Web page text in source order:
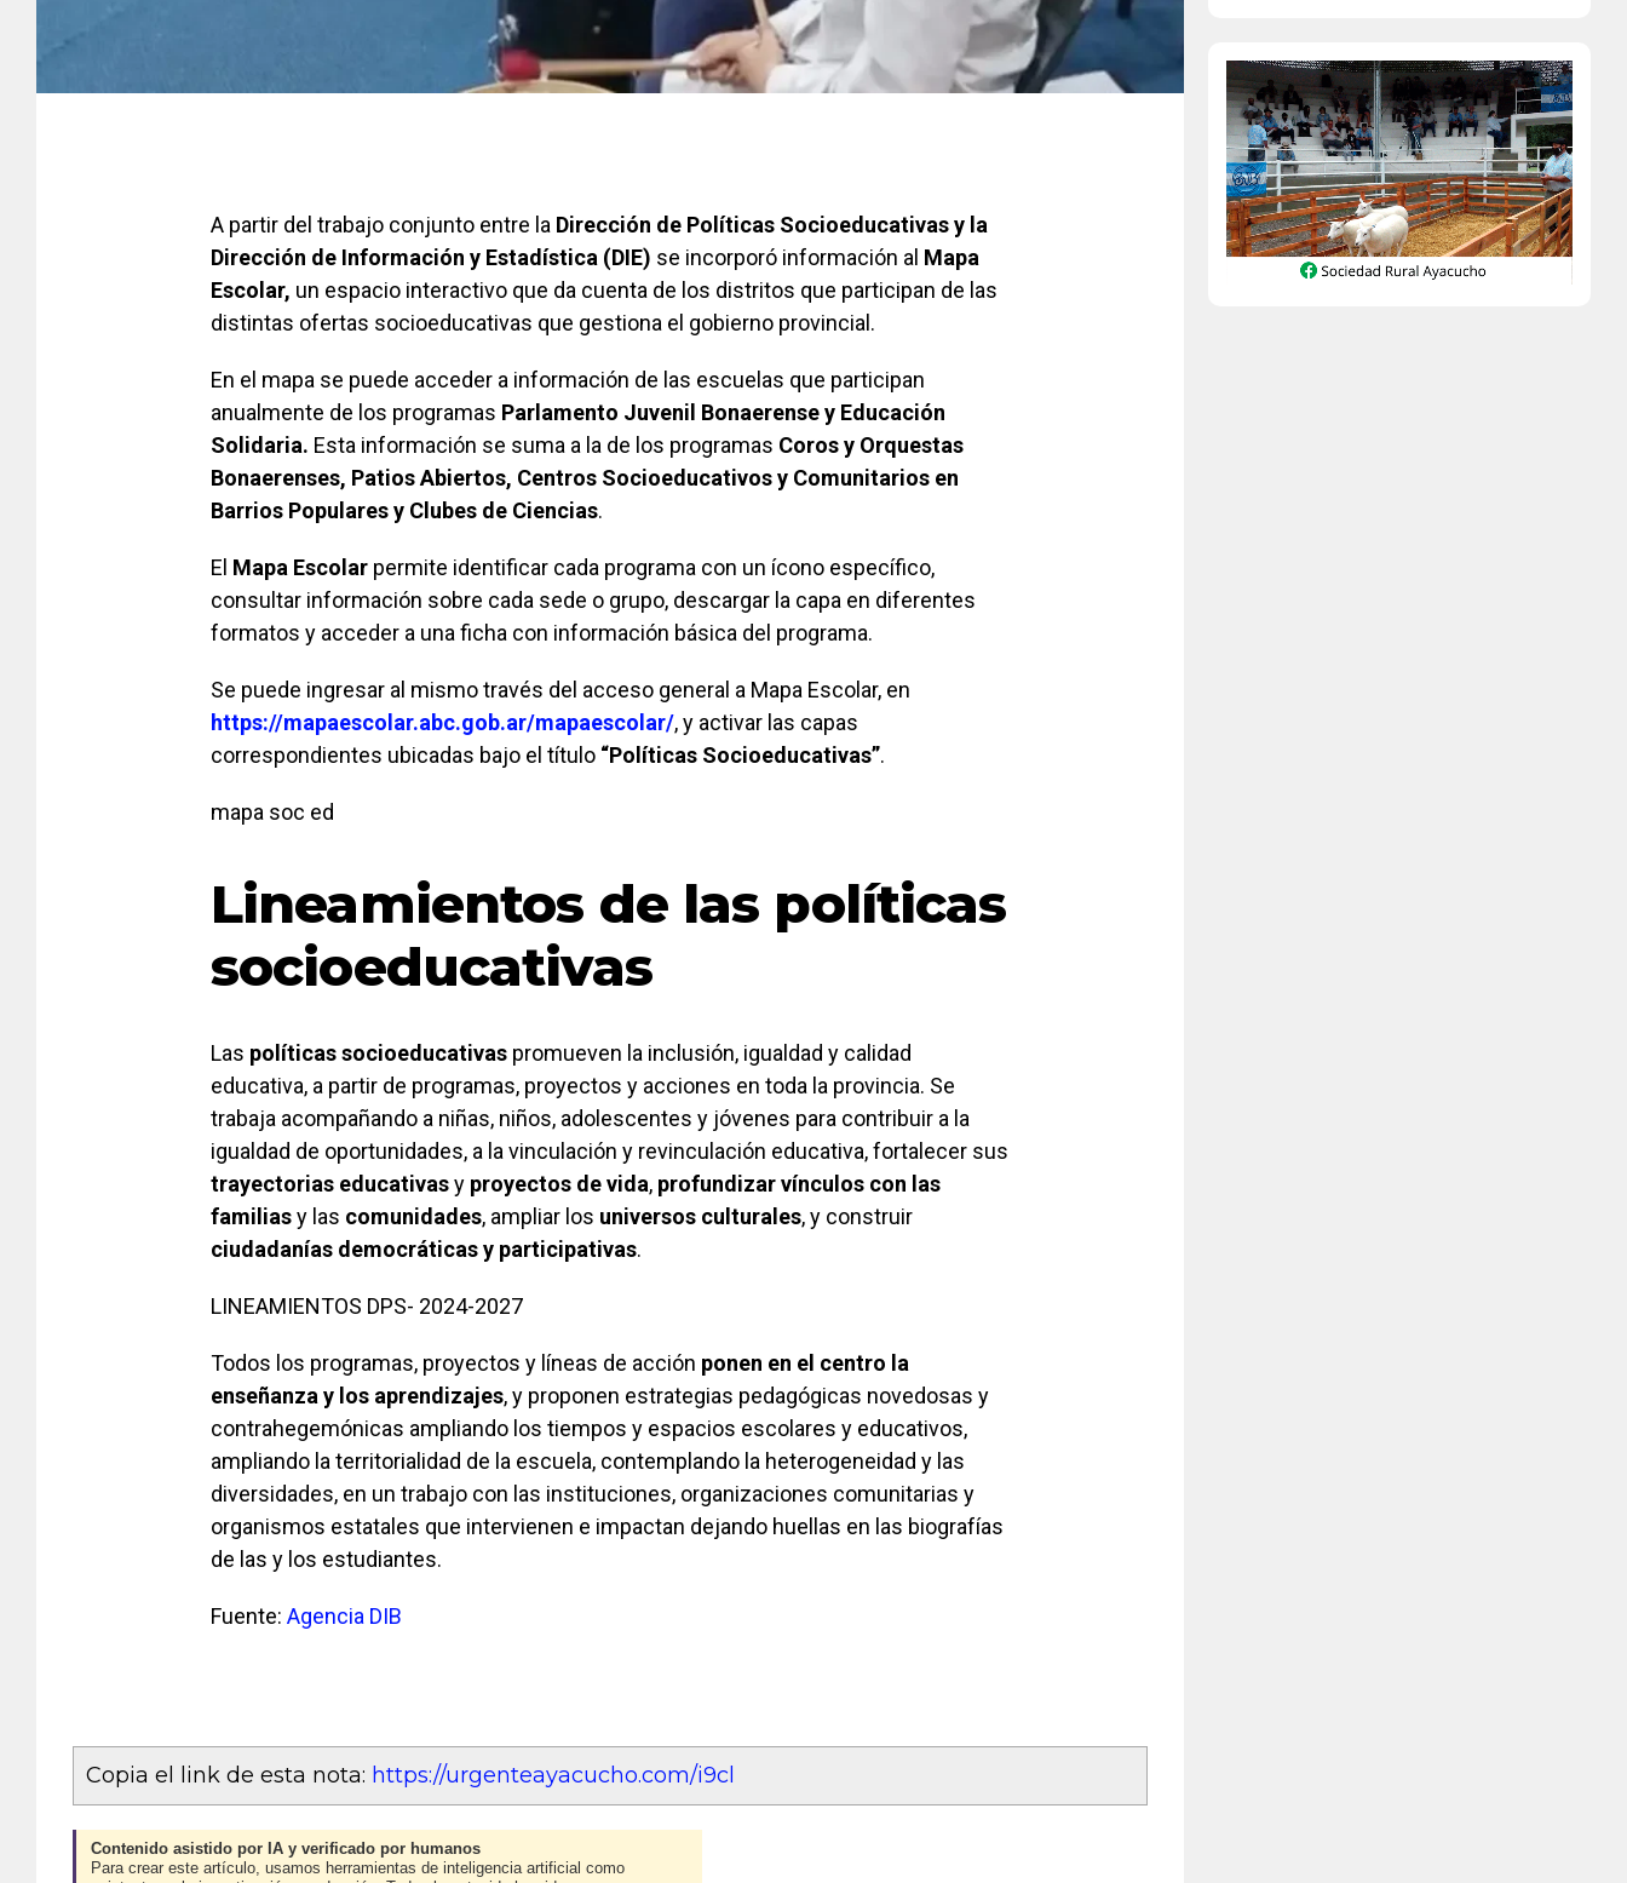
A partir del trabajo conjunto entre la Dirección de Políticas Socioeducativas y la
Dirección de Información y Estadística (DIE) se incorporó información al Mapa
Escolar, un espacio interactivo que da cuenta de los distritos que participan de las
distintas ofertas socioeducativas que gestiona el gobierno provincial.
En el mapa se puede acceder a información de las escuelas que participan
anualmente de los programas Parlamento Juvenil Bonaerense y Educación
Solidaria. Esta información se suma a la de los programas Coros y Orquestas
Bonaerenses, Patios Abiertos, Centros Socioeducativos y Comunitarios en
Barrios Populares y Clubes de Ciencias.
El Mapa Escolar permite identificar cada programa con un ícono específico,
consultar información sobre cada sede o grupo, descargar la capa en diferentes
formatos y acceder a una ficha con información básica del programa.
Se puede ingresar al mismo través del acceso general a Mapa Escolar, en
https://mapaescolar.abc.gob.ar/mapaescolar/, y activar las capas
correspondientes ubicadas bajo el título “Políticas Socioeducativas”.
mapa soc ed
Lineamientos de las políticas
socioeducativas
Las políticas socioeducativas promueven la inclusión, igualdad y calidad
educativa, a partir de programas, proyectos y acciones en toda la provincia. Se
trabaja acompañando a niñas, niños, adolescentes y jóvenes para contribuir a la
igualdad de oportunidades, a la vinculación y revinculación educativa, fortalecer sus
trayectorias educativasy proyectos de vida, profundizar vínculos con las
familiasy las comunidades, ampliar los universos culturales, y construir
ciudadanías democráticas y participativas.
LINEAMIENTOS DPS- 2024-2027
Todos los programas, proyectos y líneas de acción ponen en el centro la
enseñanza y los aprendizajes, y proponen estrategias pedagógicas novedosas y
contrahegemónicas ampliando los tiempos y espacios escolares y educativos,
ampliando la territorialidad de la escuela, contemplando la heterogeneidad y las
diversidades, en un trabajo con las instituciones, organizaciones comunitarias y
organismos estatales que intervienen e impactan dejando huellas en las biografías
de las y los estudiantes.
Fuente: Agencia DIB
Copia el link de esta nota: https://urgenteayacucho.com/i9cl
Contenido asistido por IA y verificado por humanos
Para crear este artículo, usamos herramientas de inteligencia artificial como